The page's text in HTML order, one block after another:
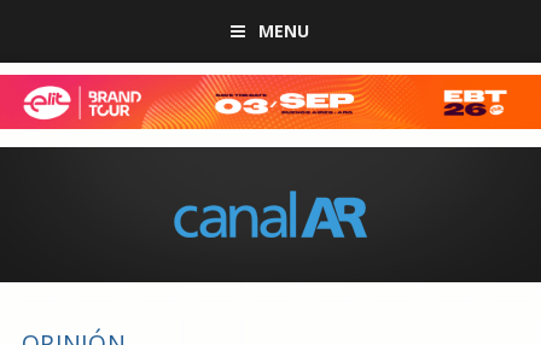
MENU